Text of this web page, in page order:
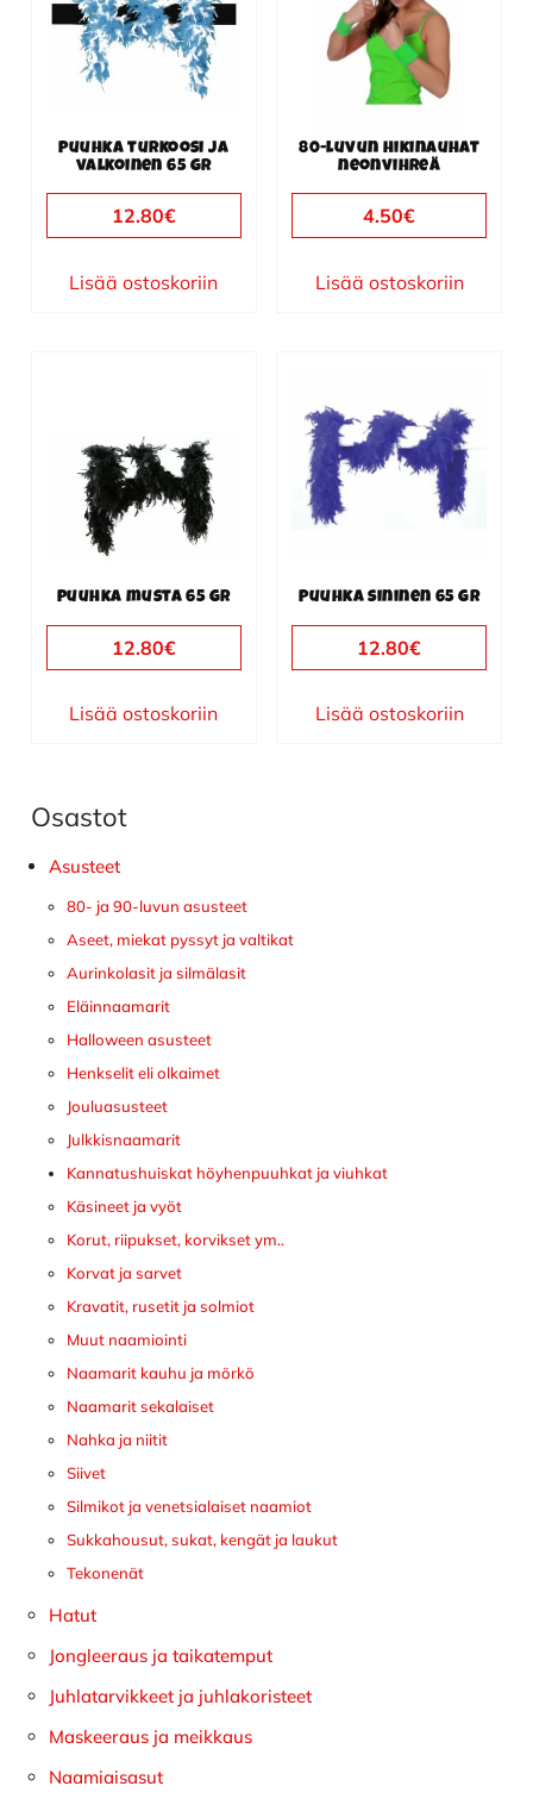
Puuhka turkoosi ja
valkoinen 65 gr
12.80€
Lisää ostoskoriin
80-luvun hikinauhat
neonvihreä
4.50€
Lisää ostoskoriin
Puuhka musta 65 gr
12.80€
Lisää ostoskoriin
Puuhka sininen 65 gr
12.80€
Lisää ostoskoriin
Ensisijainen
sivupalkki
Osastot
Asusteet
80- ja 90-luvun asusteet
Aseet, miekat pyssyt ja valtikat
Aurinkolasit ja silmälasit
Eläinnaamarit
Halloween asusteet
Henkselit eli olkaimet
Jouluasusteet
Julkkisnaamarit
Kannatushuiskat höyhenpuuhkat ja viuhkat
Käsineet ja vyöt
Korut, riipukset, korvikset ym..
Korvat ja sarvet
Kravatit, rusetit ja solmiot
Muut naamiointi
Naamarit kauhu ja mörkö
Naamarit sekalaiset
Nahka ja niitit
Siivet
Silmikot ja venetsialaiset naamiot
Sukkahousut, sukat, kengät ja laukut
Tekonenät
Hatut
Jongleeraus ja taikatemput
Juhlatarvikkeet ja juhlakoristeet
Maskeeraus ja meikkaus
Naamiaisasut